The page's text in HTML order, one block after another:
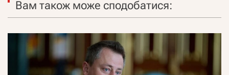
Вам також може сподобатися: